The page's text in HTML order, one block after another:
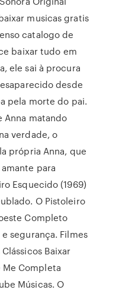
musicas gratis
catalogo de
baixar tudo em
ele sai à procura
desde
pela morte do pai.
Anna matando
verdade, o
própria Anna, que
para
Esquecido (1969)
O Pistoleiro
Completo
segurança. Filmes
Baixar
Me Completa
Músicas. O